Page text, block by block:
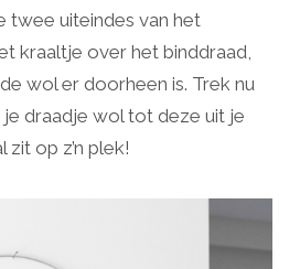
twee uiteindes van het
kraaltje over het binddraad,
wol er doorheen is. Trek nu
je draadje wol tot deze uit je
zit op z’n plek!